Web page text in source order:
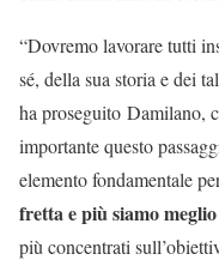
“Dovremo lavorare tutti
sé, della sua storia e dei
ha proseguito Damilano,
importante questo
elemento fondamentale
fretta e più siamo
più concentrati